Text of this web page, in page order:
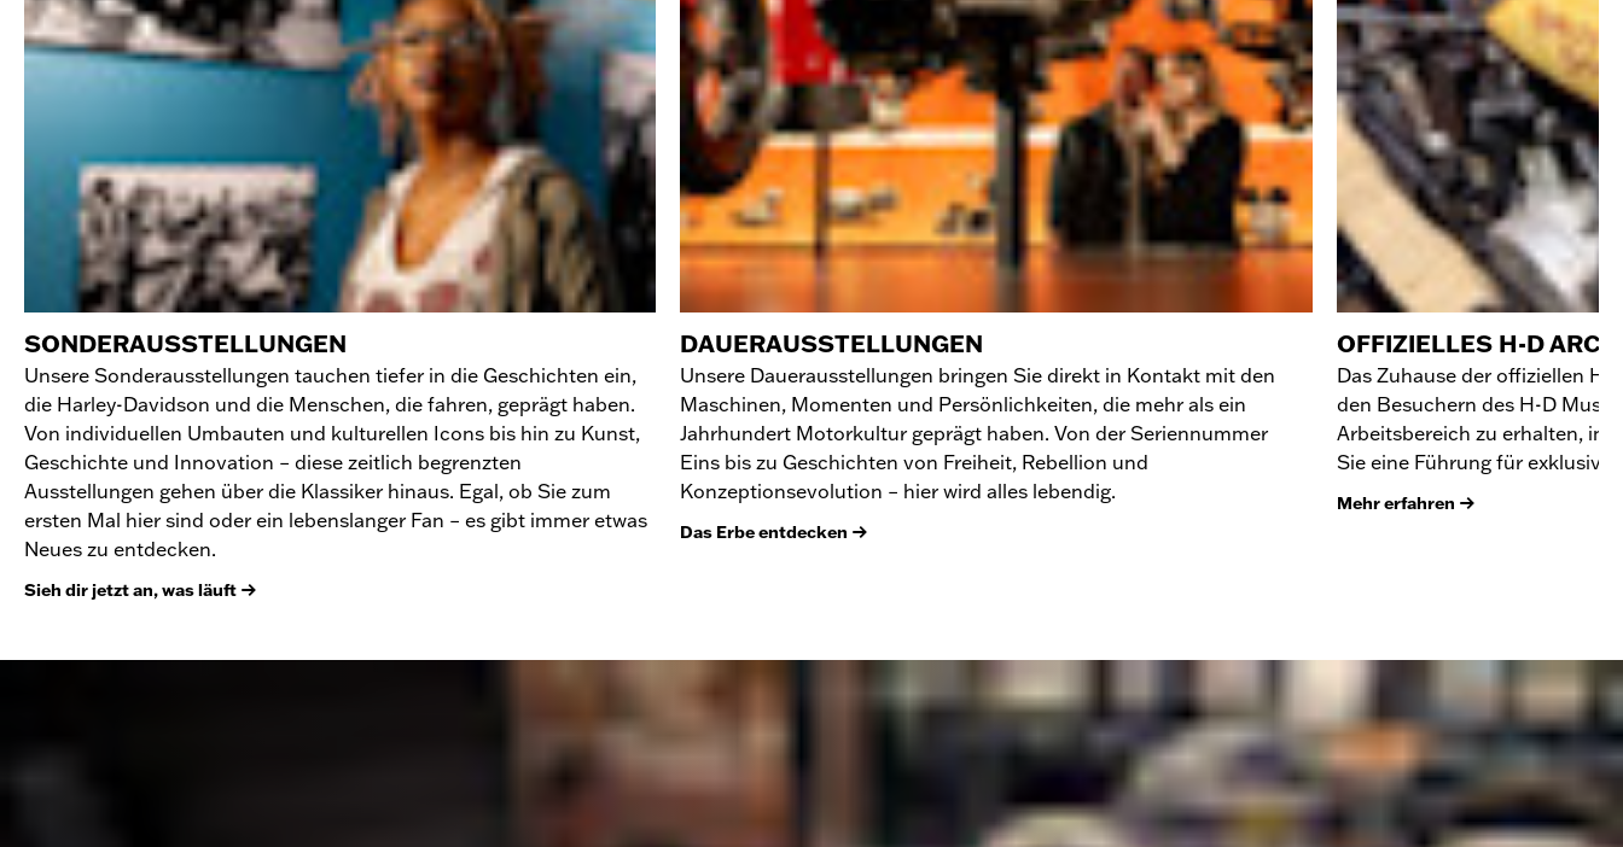
SONDERAUSSTELLUNGEN
Unsere Sonderausstellungen tauchen tiefer in die Geschichten ein,
die Harley-Davidson und die Menschen, die fahren, geprägt haben.
Von individuellen Umbauten und kulturellen Icons bis hin zu Kunst,
Geschichte und Innovation – diese zeitlich begrenzten
Ausstellungen gehen über die Klassiker hinaus. Egal, ob Sie zum
ersten Mal hier sind oder ein lebenslanger Fan – es gibt immer etwas
Neues zu entdecken.
Sieh dir jetzt an, was läuft
DAUERAUSSTELLUNGEN
Unsere Dauerausstellungen bringen Sie direkt in Kontakt mit den
Maschinen, Momenten und Persönlichkeiten, die mehr als ein
Jahrhundert Motorkultur geprägt haben. Von der Seriennummer
Eins bis zu Geschichten von Freiheit, Rebellion und
Konzeptionsevolution – hier wird alles lebendig.
Das Erbe entdecken
OFFIZIELLES H-D
Das Zuhause der offiziellen
den Besuchern des H-D
Arbeitsbereich zu erhalten, in
Sie eine Führung für
Mehr erfahren